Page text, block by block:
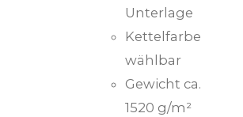
Unterlage
Kettelfarbe
wählbar
Gewicht ca.
1520 g/m²